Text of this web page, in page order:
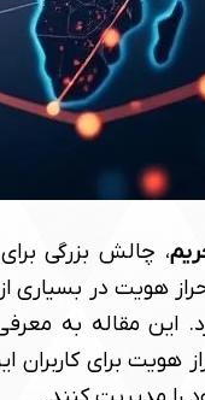
، چالش بزرگی برای
هویت در بسیاری
این مقاله به
هویت برای کاربران